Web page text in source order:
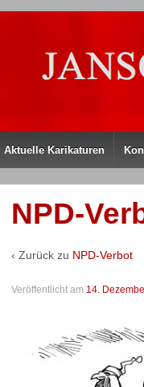
Aktuelle Karikaturen
NPD-
‹ Zurück zu NPD-Verbot
Veröffentlicht am 14.